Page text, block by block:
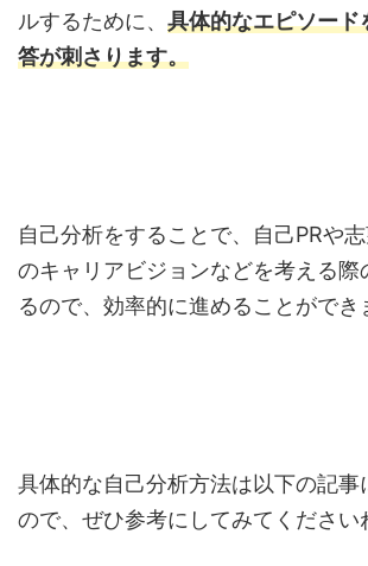
ルするために、 具体的なエピソード
答が刺さります。
自己分析をすることで、自己PRや
のキャリアビジョンなどを考える際
るので、効率的に進めることができ
具体的な自己分析方法は以下の記事
ので、ぜひ参考にしてみてください